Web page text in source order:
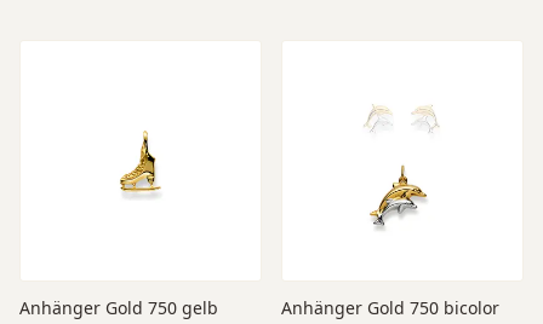
Anhänger Gold 750 gelb Anhänger Gold 750 bicolor